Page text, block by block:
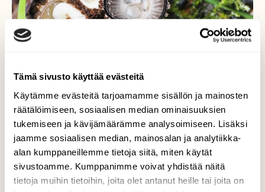
Tämä sivusto käyttää evästeitä
Käytämme evästeitä tarjoamamme sisällön ja mainosten
räätälöimiseen, sosiaalisen median ominaisuuksien
tukemiseen ja kävijämäärämme analysoimiseen. Lisäksi
jaamme sosiaalisen median, mainosalan ja analytiikka-
alan kumppaneillemme tietoja siitä, miten käytät
sivustoamme. Kumppanimme voivat yhdistää näitä
tietoja muihin tietoihin, joita olet antanut heille tai joita on